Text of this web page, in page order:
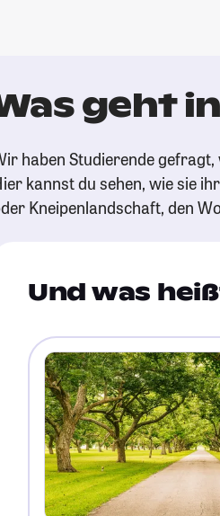
geht
haben Studierende gefragt,
kannst du sehen, wie sie
Kneipenlandschaft, den
Und was